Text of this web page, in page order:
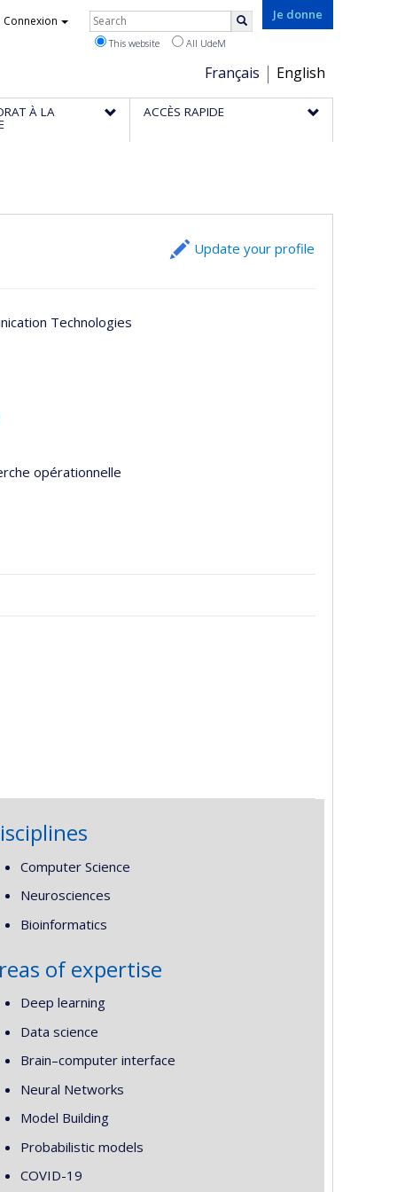
Je donne
Choix
de
la
Français English
Connexion Rechercher
This website All UdeM
À LA ACCÈS RAPIDE
Update your profile
Technologies
opérationnelle
Computer Science
Neurosciences
Bioinformatics
of expertise
Deep learning
Data science
Brain–computer interface
Neural Networks
Model Building
Probabilistic models
COVID-19